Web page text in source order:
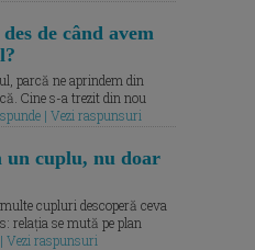
de când avem
parcă ne aprindem din
Cine s-a trezit din nou
| Vezi raspunsuri
un cuplu, nu doar
cupluri descoperă ceva
relația se mută pe plan
Vezi raspunsuri